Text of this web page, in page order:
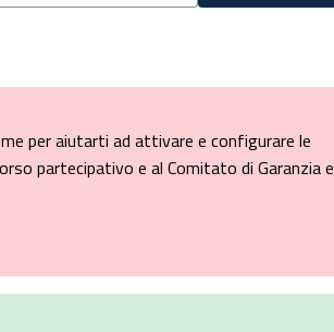
per aiutarti ad attivare e configurare le
partecipativo e al Comitato di Garanzia e